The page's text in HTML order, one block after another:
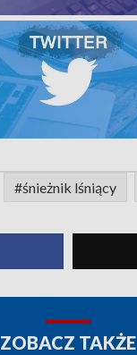
#śnieżnik lśniący
ZOBACZ TAKŻE